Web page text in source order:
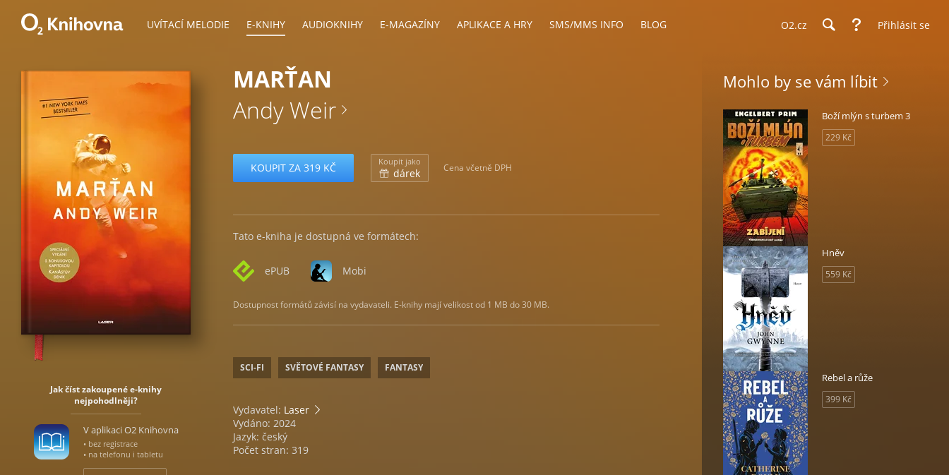
UVÍTACÍ MELODIE E-KNIHY AUDIOKNIHY E-MAGAZÍNY APLIKACE A HRY SMS/MMS INFO BLOG O2.cz Přihlásit se
Jak číst zakoupené e-knihy
nejpohodlněji?
V aplikaci O2 Knihovna
• bez registrace
• na telefonu i tabletu
MARŤAN
Andy Weir
KOUPIT ZA 319 KČ Koupit jako
dárek Cena včetně DPH
Tato e-kniha je dostupná ve formátech:
ePUB Mobi
Dostupnost formátů závisí na vydavateli. E-knihy mají velikost od 1 MB do 30 MB.
SCI-FI SVĚTOVÉ FANTASY FANTASY
Vydavatel: Laser
Vydáno: 2024
Jazyk: český
Počet stran: 319
Mohlo by se vám líbit
Boží mlýn s turbem 3
229 Kč
Hněv
559 Kč
Rebel a růže
399 Kč